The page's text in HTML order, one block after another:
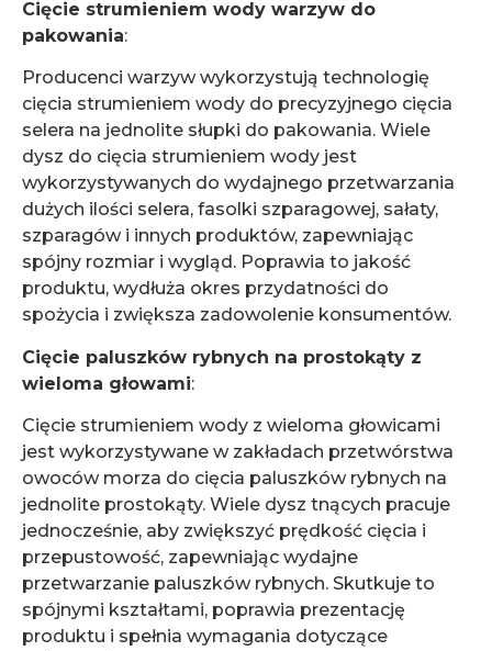
Cięcie strumieniem wody warzyw do
pakowania:
Producenci warzyw wykorzystują technologię
cięcia strumieniem wody do precyzyjnego cięcia
selera na jednolite słupki do pakowania. Wiele
dysz do cięcia strumieniem wody jest
wykorzystywanych do wydajnego przetwarzania
dużych ilości selera, fasolki szparagowej, sałaty,
szparagów i innych produktów, zapewniając
spójny rozmiar i wygląd. Poprawia to jakość
produktu, wydłuża okres przydatności do
spożycia i zwiększa zadowolenie konsumentów.
Cięcie paluszków rybnych na prostokąty z
wieloma głowami:
Cięcie strumieniem wody z wieloma głowicami
jest wykorzystywane w zakładach przetwórstwa
owoców morza do cięcia paluszków rybnych na
jednolite prostokąty. Wiele dysz tnących pracuje
jednocześnie, aby zwiększyć prędkość cięcia i
przepustowość, zapewniając wydajne
przetwarzanie paluszków rybnych. Skutkuje to
spójnymi kształtami, poprawia prezentację
produktu i spełnia wymagania dotyczące